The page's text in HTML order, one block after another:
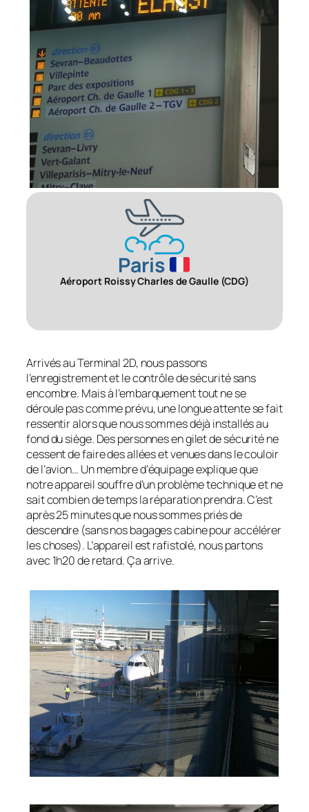
Paris
Aéroport Roissy Charles de Gaulle (CDG)
Arrivés au Terminal 2D, nous passons
l’enregistrement et le contrôle de sécurité sans
encombre. Mais à l’embarquement tout ne se
déroule pas comme prévu, une longue attente se fait
ressentir alors que nous sommes déjà installés au
fond du siège. Des personnes en gilet de sécurité ne
cessent de faire des allées et venues dans le couloir
de l’avion… Un membre d’équipage explique que
notre appareil souffre d’un problème technique et ne
sait combien de temps la réparation prendra. C’est
après 25 minutes que nous sommes priés de
descendre (sans nos bagages cabine pour accélérer
les choses). L’appareil est rafistolé, nous partons
avec 1h20 de retard. Ça arrive.